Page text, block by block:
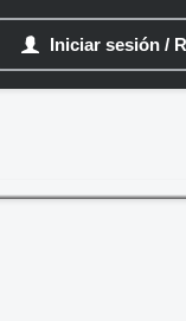
Iniciar sesión /